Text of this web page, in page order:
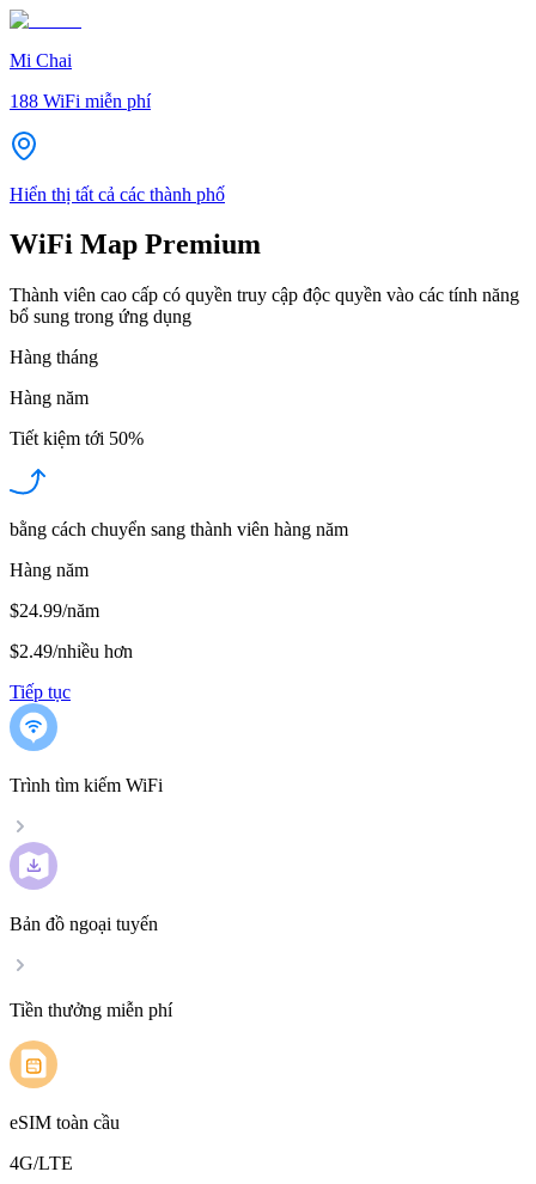
Mi Chai
188 WiFi miễn phí
Hiển thị tất cả các thành phố
WiFi Map Premium
Thành viên cao cấp có quyền truy cập độc quyền vào các tính năng
bổ sung trong ứng dụng
Hàng tháng
Hàng năm
Tiết kiệm tới 50%
bằng cách chuyển sang thành viên hàng năm
Hàng năm
$24.99/năm
$2.49/nhiều hơn
Tiếp tục
Trình tìm kiếm WiFi
Bản đồ ngoại tuyến
Tiền thưởng miễn phí
eSIM toàn cầu
4G/LTE